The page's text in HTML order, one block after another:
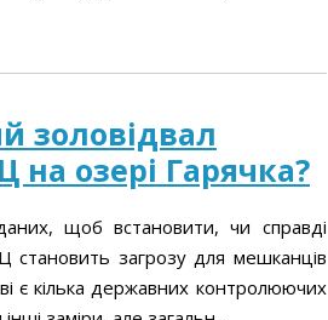
золовідвал
на озері Гарячка?
щоб встановити, чи справді
становить загрозу для мешканців
є кілька державних контролюючих